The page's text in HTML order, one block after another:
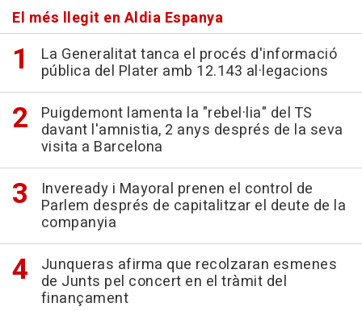
El més llegit en Aldia Espanya
La Generalitat tanca el procés d'informació
pública del Plater amb 12.143 al·legacions
Puigdemont lamenta la "rebel·lia" del TS
davant l'amnistia, 2 anys després de la seva
visita a Barcelona
Inveready i Mayoral prenen el control de
Parlem després de capitalitzar el deute de la
companyia
Junqueras afirma que recolzaran esmenes
de Junts pel concert en el tràmit del
finançament